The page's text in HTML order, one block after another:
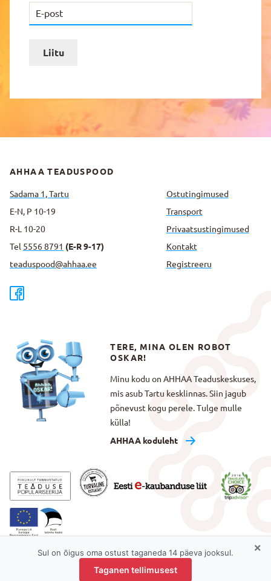
Liitu
AHHAA TEADUSPOOD
Sadama 1, Tartu
E-N, P 10-19
R-L 10-20
Tel 5556 8791 (E-R 9-17)
teaduspood@ahhaa.ee
Ostutingimused
Transport
Privaatsus­tingimused
Kontakt
Registreeru
TERE, MINA OLEN ROBOT
OSKAR!
Minu kodu on AHHAA Teaduskeskuses,
mis asub Tartu kesklinnas. Siin jagub
põnevust kogu perele. Tulge mulle
külla!
AHHAA koduleht
Sul on õigus oma ostust taganeda 14 päeva jooksul.
Taganen tellimusest
×